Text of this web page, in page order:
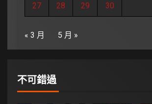
27 28 29 30
« 3 月 5 月 »
不可錯過